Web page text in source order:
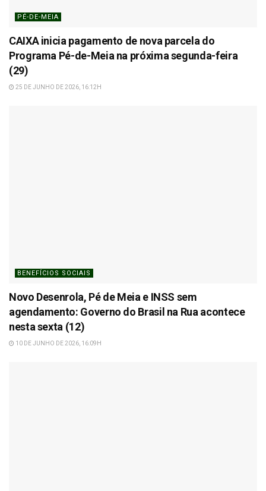
PÉ-DE-MEIA
CAIXA inicia pagamento de nova parcela do
Programa Pé-de-Meia na próxima segunda-feira
(29)
25 DE JUNHO DE 2026, 16:12H
BENEFÍCIOS SOCIAIS
Novo Desenrola, Pé de Meia e INSS sem
agendamento: Governo do Brasil na Rua acontece
nesta sexta (12)
10 DE JUNHO DE 2026, 16:09H